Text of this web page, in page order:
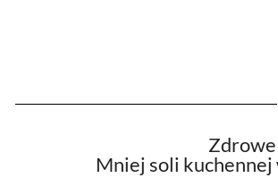
Mniej soli kuchennej